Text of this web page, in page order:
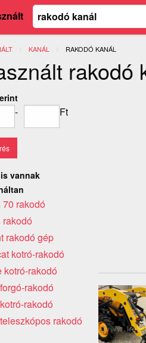
KANÁL JELENLEGI:
RAKODÓ KANÁL
rakodó
- Ft
vannak
70 rakodó
rakodó
rakodó gép
kotró-rakodó
kotró-rakodó
rakodó
rakodó
rakodó